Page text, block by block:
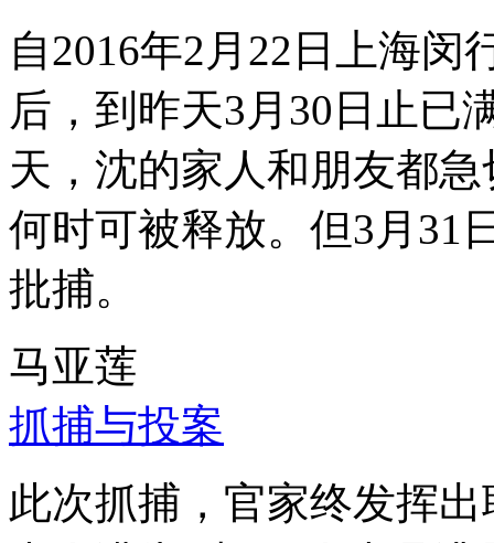
自2016年2月22日上海
后，到昨天3月30日止已
天，沈的家人和朋友都
何时可被释放。但3月31
批捕。
马亚莲
抓捕与投案
此次抓捕，官家终发挥